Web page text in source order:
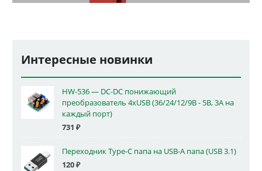
Интересные новинки
HW-536 — DC-DC понижающий
преобразователь 4xUSB (36/24/12/9В - 5В, 3А на
каждый порт)
731 ₽
Переходник Type-C папа на USB-A папа (USB 3.1)
120₽